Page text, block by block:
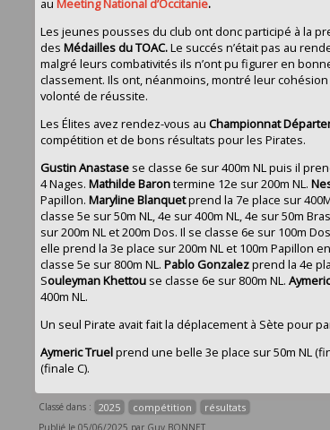
auMeeting National d’Occitanie.
Les jeunes pousses du club ont donc participé à la
desMédailles du TOAC.Le succés n’était pas au
malgré leurs combativités ils n’ont pu figurer en
classement. Ils ont, néanmoins, montré leur
volonté de réussite.
Les Élites avez rendez-vous auChampionnat
compétition et de bons résultats pour les Pirates.
Gustin Anastase se classe 6e sur 400m NL puis il
4 Nages.Mathilde Barontermine 12e sur 200m NL.
Papillon.Maryline Blanquetprend la 7e place sur
classe 5e sur 50m NL, 4e sur 400m NL, 4e sur 50m
sur 200m NL et 200m Dos. Il se classe 6e sur 100m
elle prend la 3e place sur 200m NL et 100m Papillon
classe 5e sur 800m NL.Pablo Gonzalezprend la 4e
Souleyman Khettou se classe 6e sur 800m NL.
400m NL.
Un seul Pirate avait fait la déplacement à Sète pour
Aymeric Truelprend une belle 3e place sur 50m NL
(finale C).
Classé dans : 2025 compétition résultats
Publié le 05/06/2025 par Guy BONNET